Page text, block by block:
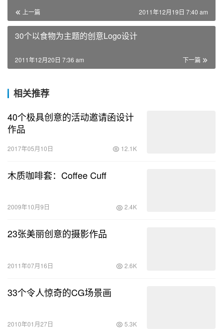
上一篇 2011年12月19日 7:40 am
30个以食物为主题的创意Logo设计
下一篇
2011年12月20日 7:36 am
相关推荐
40个极具创意的活动邀请函设计
作品
2017年05月10日 12.1K
木质咖啡套：Coffee Cuff
2009年10月9日 2.4K
23张美丽创意的摄影作品
2011年07月16日 2.6K
33个令人惊奇的CG场景画
2010年01月27日 5.3K